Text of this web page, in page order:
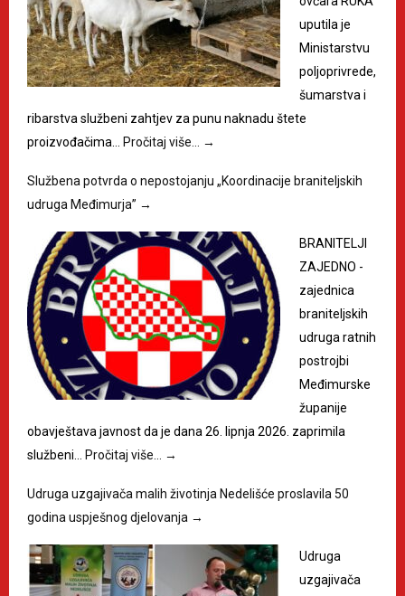
uputila je
Ministarstvu
poljoprivrede,
šumarstva i
ribarstva službeni zahtjev za punu naknadu štete
proizvođačima… Pročitaj više… →
Službena potvrda o nepostojanju „Koordinacije braniteljskih
udruga Međimurja” →
BRANITELJI
ZAJEDNO -
zajednica
braniteljskih
udruga ratnih
postrojbi
Međimurske
županije
obavještava javnost da je dana 26. lipnja 2026. zaprimila
službeni… Pročitaj više… →
Udruga uzgajivača malih životinja Nedelišće proslavila 50
godina uspješnog djelovanja →
Udruga
uzgajivača